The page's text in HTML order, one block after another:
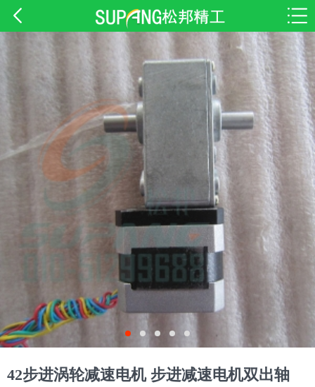
42步进涡轮减速电机 步进减速电机双出轴